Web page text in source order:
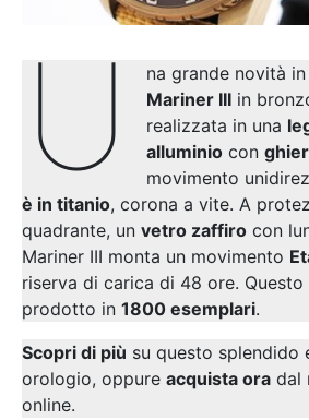
U na grande novità in
Mariner III in
realizzata in una
alluminio con
movimento
è in titanio, corona a vite. A
quadrante, un vetro zaffiro con
Mariner III monta un movimento
riserva di carica di 48 ore.
prodotto in 1800 esemplari.
Scopri di più su questo splendido
orologio, oppure acquista ora dal
online.